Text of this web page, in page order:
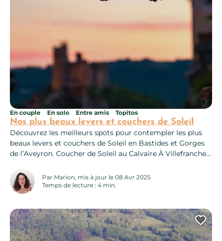
Nos plus beaux levers et couchers de Soleil
En couple En solo Entre amis Topitos
Découvrez les meilleurs spots pour contempler les plus
beaux levers et couchers de Soleil en Bastides et Gorges
de l’Aveyron. Coucher de Soleil au Calvaire À Villefranche
pourrez contempler un superbe coucher de Soleil. Depuis
le belvédère, vous apercevrez la rivière Aveyron, les toits...
Par Marion, mis à jour le 08 Avr 2025
Temps de lecture : 4 min.